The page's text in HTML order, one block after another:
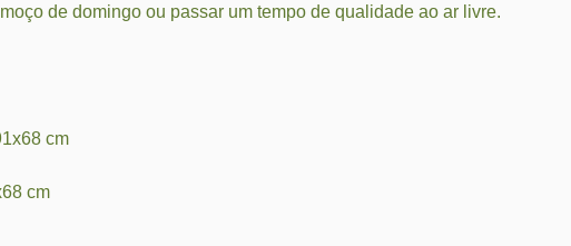
de domingo ou passar um tempo de qualidade ao ar livre.
cm
cm